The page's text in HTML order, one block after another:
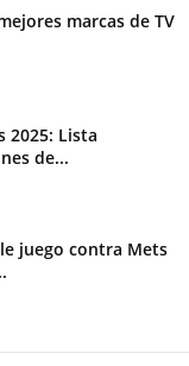
marcas de TV
2025: Lista
de...
juego contra Mets